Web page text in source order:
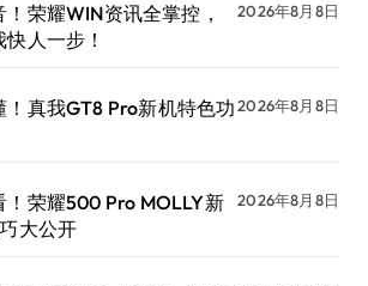
荣耀WIN资讯全掌控，
人一步！
2026年8月8日
！真我GT8 Pro新机特色功2026年8月8日
！荣耀500 Pro MOLLY新
大公开
2026年8月8日